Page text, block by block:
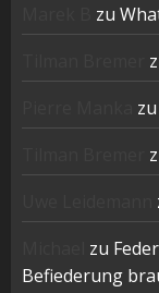
zu
zu
zu
Befiederung